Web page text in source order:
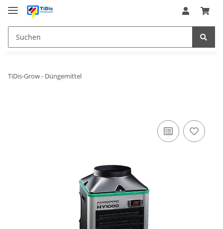
TiDis-Grow - Düngemittel